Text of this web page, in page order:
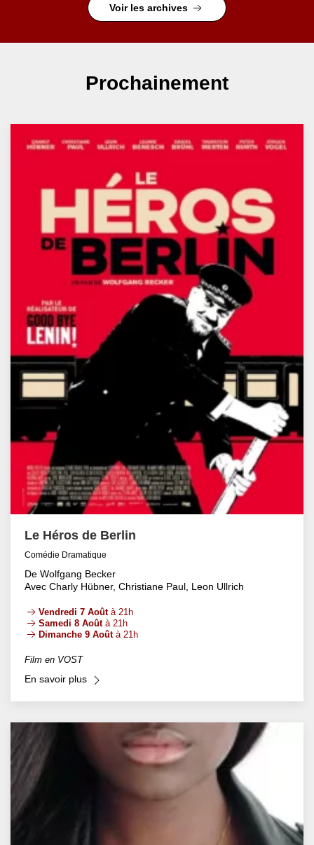
Voir les archives
Prochainement
Le Héros de Berlin
Comédie Dramatique
De Wolfgang Becker
Avec Charly Hübner, Christiane Paul, Leon Ullrich
Vendredi 7 Aoûtà 21h
Samedi 8 Aoûtà 21h
Dimanche 9 Aoûtà 21h
Film en VOST
En savoir plus